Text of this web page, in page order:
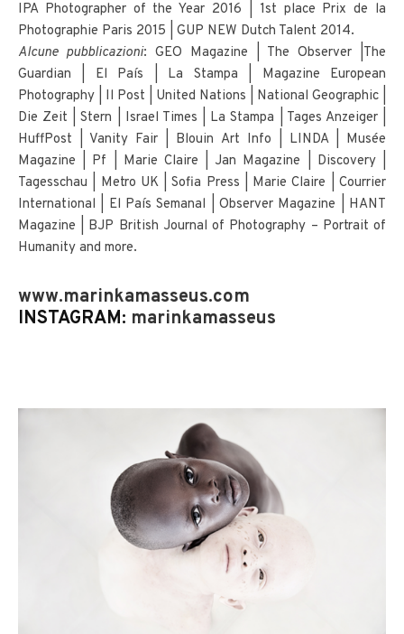
IPA Photographer of the Year 2016 | 1st place Prix de la
Photographie Paris 2015 | GUP NEW Dutch Talent 2014.
Alcune pubblicazioni: GEO Magazine | The Observer |The
Guardian | El País | La Stampa | Magazine European
Photography | Il Post | United Nations | National Geographic |
Die Zeit | Stern | Israel Times | La Stampa | Tages Anzeiger |
HuffPost | Vanity Fair | Blouin Art Info | LINDA | Musée
Magazine | Pf | Marie Claire | Jan Magazine | Discovery |
Tagesschau | Metro UK | Sofia Press | Marie Claire | Courrier
International | El País Semanal | Observer Magazine | HANT
Magazine | BJP British Journal of Photography – Portrait of
Humanity and more.
www.marinkamasseus.com
INSTAGRAM: marinkamasseus